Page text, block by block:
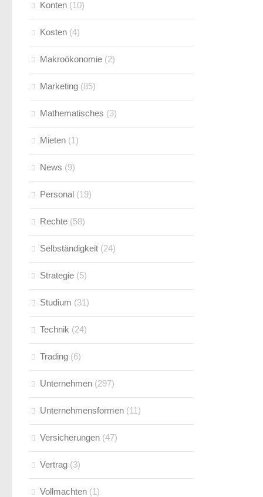
Konten (10)
Kosten (4)
Makroökonomie (2)
Marketing (85)
Mathematisches (3)
Mieten (1)
News (9)
Personal (19)
Rechte (58)
Selbständigkeit (24)
Strategie (5)
Studium (31)
Technik (24)
Trading (6)
Unternehmen (297)
Unternehmensformen (11)
Versicherungen (47)
Vertrag (3)
Vollmachten (1)